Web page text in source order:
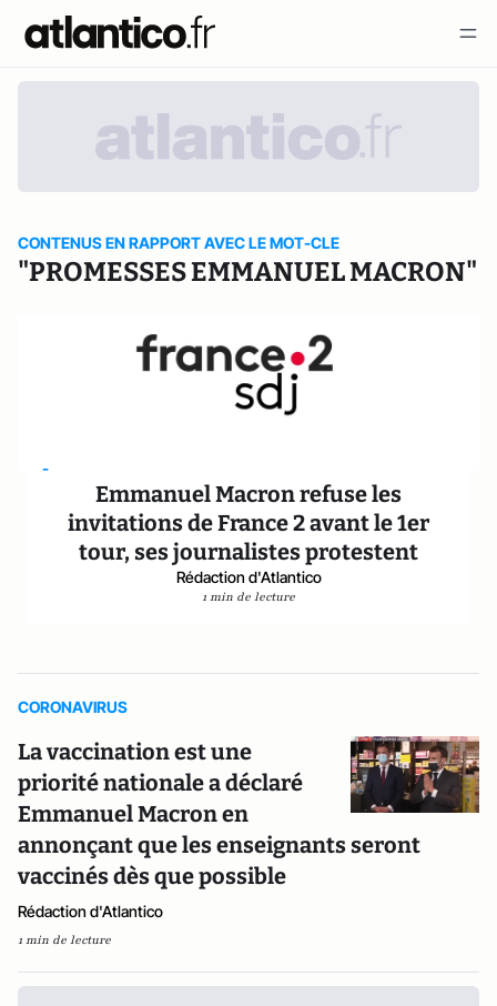
CONTENUS EN RAPPORT AVEC LE MOT-CLE
"PROMESSES EMMANUEL MACRON"
-
Emmanuel Macron refuse les
invitations de France 2 avant le 1er
tour, ses journalistes protestent
Rédaction d'Atlantico
1 min de lecture
CORONAVIRUS
La vaccination est une
priorité nationale a déclaré
Emmanuel Macron en
annonçant que les enseignants seront
vaccinés dès que possible
Rédaction d'Atlantico
1 min de lecture